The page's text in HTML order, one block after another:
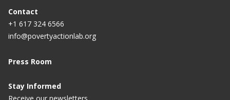
Contact
+1 617 324 6566
info@povertyactionlab.org
Press Room
Stay Informed